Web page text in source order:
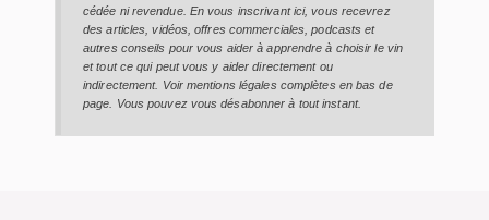
cédée ni revendue. En vous inscrivant ici, vous recevrez
des articles, vidéos, offres commerciales, podcasts et
autres conseils pour vous aider à apprendre à choisir le vin
et tout ce qui peut vous y aider directement ou
indirectement. Voir mentions légales complètes en bas de
page. Vous pouvez vous désabonner à tout instant.